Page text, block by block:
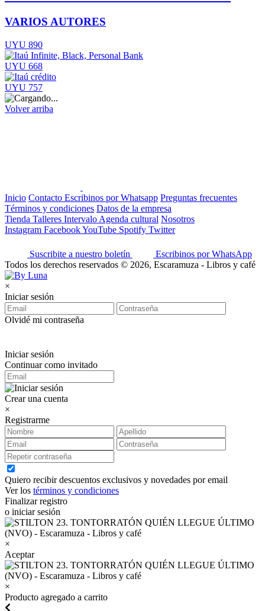
VARIOS AUTORES
UYU 890
UYU 668
UYU 757
Volver arriba
Inicio Contacto Escribinos por Whatsapp Preguntas frecuentes
Términos y condiciones Datos de la empresa
Tienda Talleres Intervalo Agenda cultural Nosotros
Instagram FacebookYouTube Spotify Twitter
Suscribite a nuestro boletín
Escribinos por WhatsApp
Todos los derechos reservados © 2026, Escaramuza - Libros y café
×
Iniciar sesión
Olvidé mi contraseña
Iniciar sesión
Continuar como invitado
Crear una cuenta
×
Registrarme
Quiero recibir descuentos exclusivos y novedades por email
Ver los términos y condiciones
Finalizar registro
o iniciar sesión
×
Aceptar
×
Producto agregado a carrito